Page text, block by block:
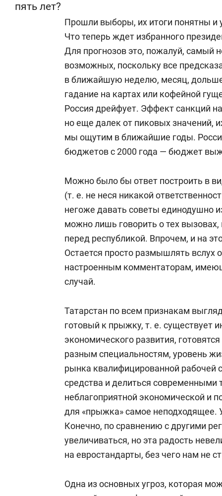
пять лет?
Прошли выборы, их итоги понятны
Что теперь ждет избранного
Для прогнозов это, пожалуй, самый
возможных, поскольку все
в ближайшую неделю, месяц,
гадание на картах или кофейной
Россия дрейфует. Эффект санкций
но еще далек от пиковых значений,
мы ощутим в ближайшие годы.
бюджетов с 2000 года — бюджет
Можно было бы ответ построить в
(т. е. не неся никакой
негоже давать советы единодушно
можно лишь говорить о тех
перед республикой. Впрочем, и на
Остается просто размышлять вслух
настроенным комментаторам,
случай.
Татарстан по всем признакам
готовый к прыжку, т. е. существует
экономического развития,
разным специальностям, уровень
рынка квалифицированной рабочей
средства и делиться современными
неблагоприятной экономической и
для «прыжка» самое
Конечно, по сравнению с другими
увеличиваться, но эта радость
на евростандарты, без чего нам не
Одна из основных угроз, которая